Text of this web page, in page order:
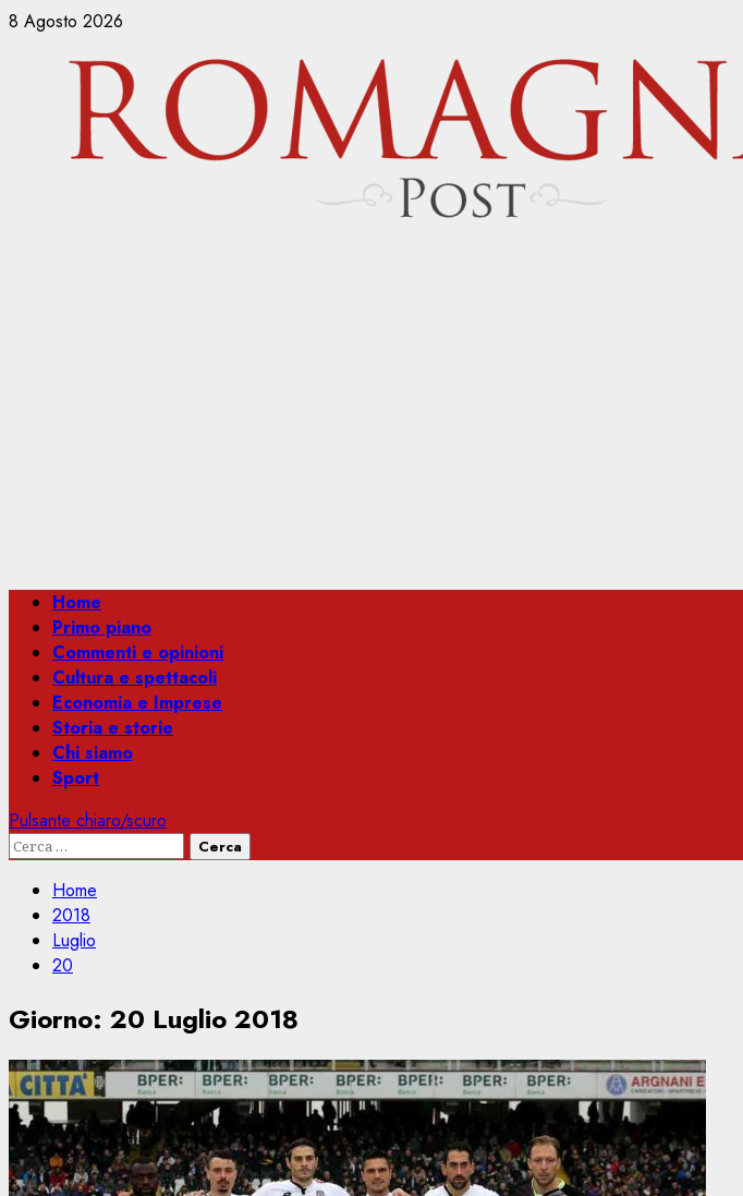
Vai
contenuto
8 Agosto 2026
Menu
principale
Home
Primo piano
Commenti e opinioni
Cultura e spettacoli
Economia e Imprese
Storia e storie
Chi siamo
Sport
Pulsante chiaro/scuro
Ricerca
Home
2018
Luglio
20
Giorno: 20 Luglio 2018